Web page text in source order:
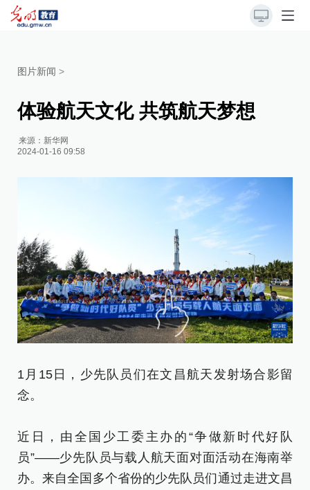
图片新闻 >
体验航天文化 共筑航天梦想
来源： 新华网
2024-01-16 09:58
1月15日，少先队员们在文昌航天发射场合影留
念。
近日，由全国少工委主办的“争做新时代好队
员”——少先队员与载人航天面对面活动在海南举
办。来自全国多个省份的少先队员们通过走进文昌